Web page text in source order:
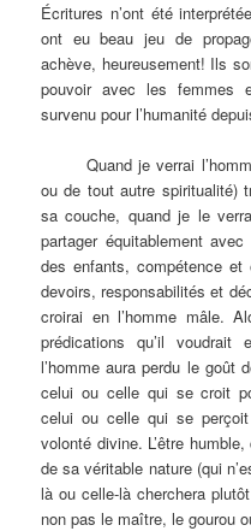
Écritures n’ont été
ont eu beau jeu de
achève, heureusement! Ils
pouvoir avec les femmes
survenu pour l’humanité
Quand je verrai
ou de tout autre spiritualité)
sa couche, quand je le
partager équitablement
des enfants, compétence
devoirs, responsabilités et
croirai en l’homme mâle.
prédications qu’il
l’homme aura perdu le goût
celui ou celle qui se croit
celui ou celle qui se perçoit
volonté divine. L’être
de sa véritable nature (qui
là ou celle-là cherchera
non pas le maître, le gourou